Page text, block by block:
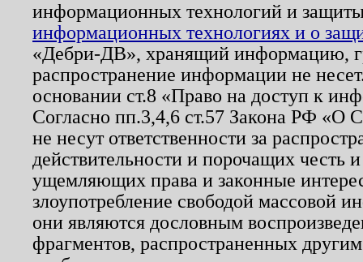
информационных технологий и
информационных технологиях и о
«Дебри-ДВ», хранящий информацию,
распространение информации не
основании ст.8 «Право на доступ к
Согласно пп.3,4,6 ст.57 Закона РФ «О
не несут ответственности за
действительности и порочащих честь
ущемляющих права и законные
злоупотребление свободой массовой
они являются дословным
фрагментов, распространенных